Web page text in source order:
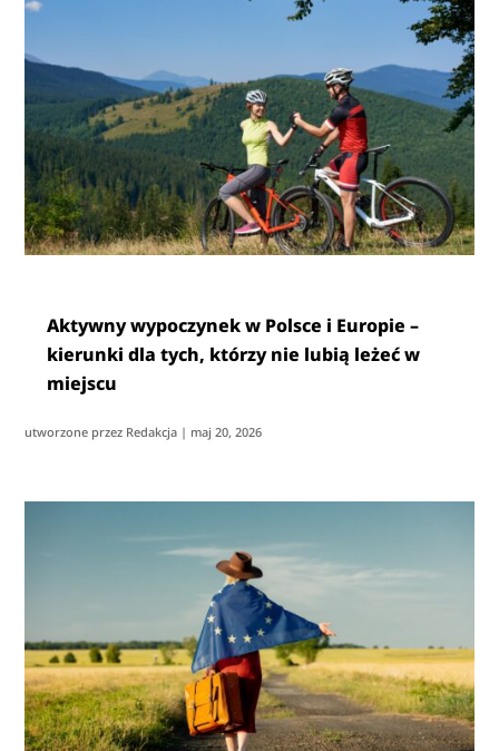
Aktywny wypoczynek w Polsce i Europie –
kierunki dla tych, którzy nie lubią leżeć w
miejscu
utworzone przez Redakcja | maj 20, 2026